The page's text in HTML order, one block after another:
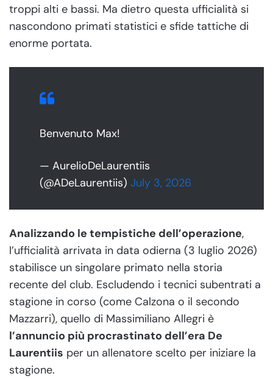
troppi alti e bassi. Ma dietro questa ufficialità si
nascondono primati statistici e sfide tattiche di
enorme portata.
Benvenuto Max!
— AurelioDeLaurentiis
(@ADeLaurentiis) July 3, 2026
Analizzando le tempistiche dell’operazione,
l’ufficialità arrivata in data odierna (3 luglio 2026)
stabilisce un singolare primato nella storia
recente del club. Escludendo i tecnici subentrati a
stagione in corso (come Calzona o il secondo
Mazzarri), quello di Massimiliano Allegri è
l’annuncio più procrastinato dell’era De
Laurentiis per un allenatore scelto per iniziare la
stagione.